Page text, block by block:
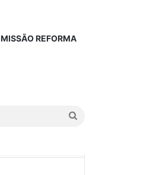
MISSÃO REFORMA